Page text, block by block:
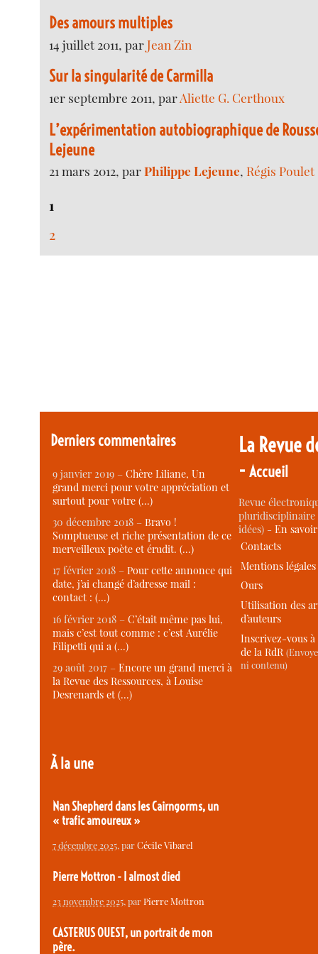
Des amours multiples
14 juillet 2011, parJean Zin
Sur la singularité de Carmilla
1er septembre 2011, parAliette G. Certhoux
L’expérimentation autobiographique de
Lejeune
21 mars 2012, parPhilippe Lejeune, Régis Poulet
1
2
Derniers commentaires
9 janvier 2019 –Chère Liliane, Un
grand merci pour votre appréciation et
surtout pour votre (…)
30 décembre 2018 –Bravo !
Somptueuse et riche présentation de ce
merveilleux poète et érudit. (…)
17 février 2018 –Pour cette annonce qui
date, j’ai changé d’adresse mail :
contact : (…)
16 février 2018 –C’était même pas lui,
mais c’est tout comme : c’est Aurélie
Filipetti qui a (…)
29 août 2017 –Encore un grand merci à
la Revue des Ressources, à Louise
Desrenards et (…)
À la une
Nan Shepherd dans les Cairngorms, un
« trafic amoureux »
7 décembre 2025, parCécile Vibarel
Pierre Mottron - I almost died
23 novembre 2025, parPierre Mottron
CASTERUS OUEST, un portrait de mon
père.
La Revue
-Accueil
Revue
idées) -En
Contacts
Mentions légales
Ours
Utilisation des
d’auteurs
Inscrivez-vous
de la RdR
ni contenu)